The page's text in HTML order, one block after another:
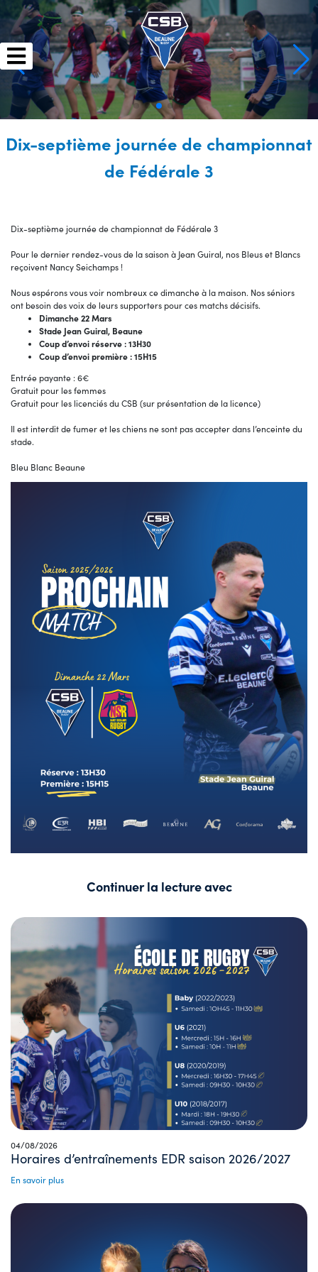
to
content
Dix-septième journée de championnat
de Fédérale 3
Dix-septième journée de championnat de Fédérale 3
Pour le dernier rendez-vous de la saison à Jean Guiral, nos Bleus et Blancs
reçoivent Nancy Seichamps !
Nous espérons vous voir nombreux ce dimanche à la maison. Nos séniors
ont besoin des voix de leurs supporters pour ces matchs décisifs.
Dimanche 22 Mars
Stade Jean Guiral, Beaune
Coup d’envoi réserve : 13H30
Coup d’envoi première : 15H15
Entrée payante : 6€
Gratuit pour les femmes
Gratuit pour les licenciés du CSB (sur présentation de la licence)
Il est interdit de fumer et les chiens ne sont pas accepter dans l’enceinte du
stade.
Bleu Blanc Beaune
Continuer la lecture avec
04/08/2026
Horaires d’entraînements EDR saison 2026/2027
En savoir plus